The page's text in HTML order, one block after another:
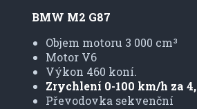
BMW M2 G87
Objem motoru 3 000 cm³
Motor V6
Výkon 460 koní.
Zrychlení 0-100 km/h za
Převodovka sekvenční